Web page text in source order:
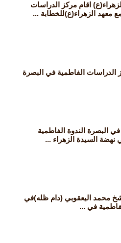
اقام مركز الدراسات
معهد الزهراء(ع)للخطابة ...
الدراسات الفاطمية في البصرة
البصرة الندوة الفاطمية
نهضة السيدة الزهراء ...
محمد اليعقوبي (دام ظله)في
في ...